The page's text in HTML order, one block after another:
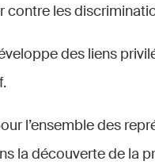
les
des liens
l’ensemble des
la découverte de la